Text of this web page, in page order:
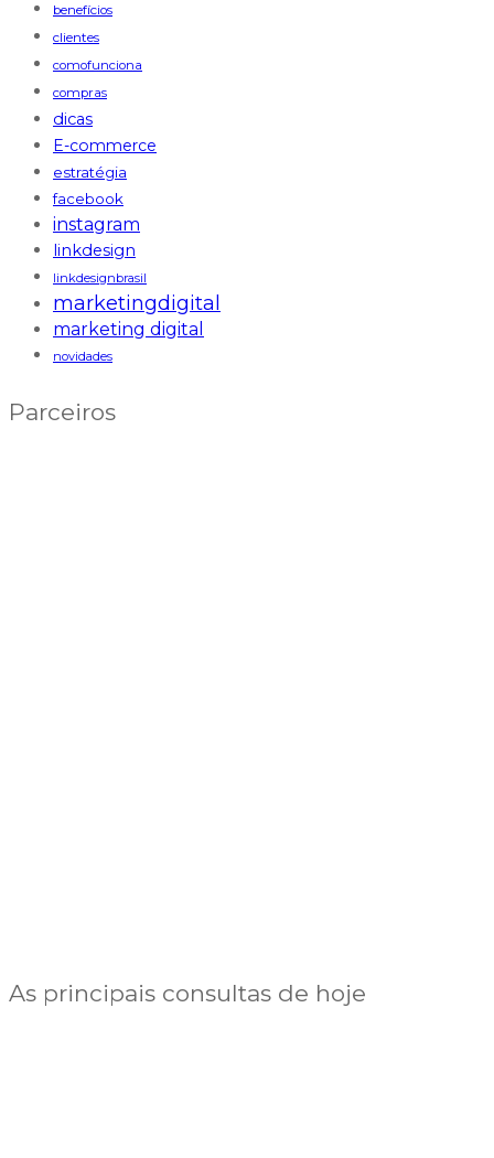
benefícios
clientes
comofunciona
compras
dicas
E-commerce
estratégia
facebook
instagram
linkdesign
linkdesignbrasil
marketingdigital
marketing digital
novidades
Parceiros
As principais consultas de hoje